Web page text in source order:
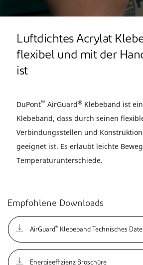
Luftdichtes Acrylat
flexibel und mit der
ist
DuPont™ AirGuard® Klebeband ist
Klebeband, dass durch seinen
Verbindungsstellen und
geeignet ist. Es erlaubt leichte
Temperaturunterschiede.
Empfohlene Downloads
AirGuard® Klebeband Technisches
Energieeffizienz Broschüre